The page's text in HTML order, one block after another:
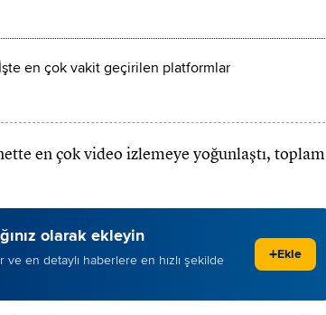
en çok video izlemeye yoğunlaştı, toplam
olarak ekleyin
en detaylı haberlere en hızlı şekilde
+Ekle